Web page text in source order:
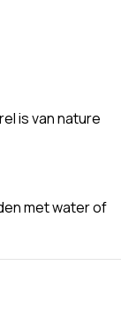
is van nature
met water of